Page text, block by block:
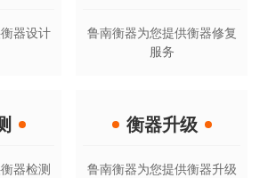
器设计
鲁南衡器为您提供衡器修复
服务
器检测
衡器升级
鲁南衡器为您提供衡器升级